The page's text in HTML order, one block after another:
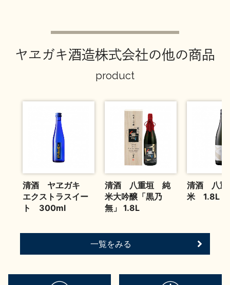
ヤヱガキ酒造株式会社の他の商品
product
清酒 ヤヱガキ
エクストラスイー
ト 300ml
清酒 八重垣 純
米大吟醸「黒乃
無」 1.8L
清酒 八
米 1.8L
一覧をみる